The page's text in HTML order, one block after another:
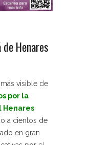
Henares
visible de
por la
Henares
a cientos de
en gran